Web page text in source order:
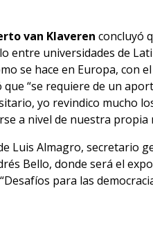
van Klaveren concluyó
entre universidades de
se hace en Europa, con el
que “se requiere de un
yo revindico mucho
a nivel de nuestra propia
Luis Almagro, secretario
Bello, donde será el
para las